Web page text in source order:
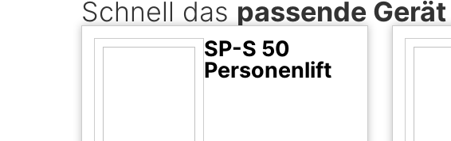
Schnell das passende
SP-S 50
Personenlift